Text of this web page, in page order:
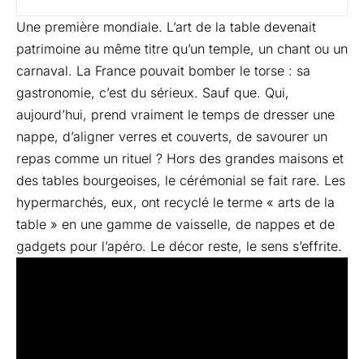
Une première mondiale. L’art de la table devenait
patrimoine au même titre qu’un temple, un chant ou un
carnaval. La France pouvait bomber le torse : sa
gastronomie, c’est du sérieux. Sauf que. Qui,
aujourd’hui, prend vraiment le temps de dresser une
nappe, d’aligner verres et couverts, de savourer un
repas comme un rituel ? Hors des grandes maisons et
des tables bourgeoises, le cérémonial se fait rare. Les
hypermarchés, eux, ont recyclé le terme « arts de la
table » en une gamme de vaisselle, de nappes et de
gadgets pour l’apéro. Le décor reste, le sens s’effrite.